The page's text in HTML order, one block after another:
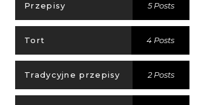
Przepisy 5 Posts
Tort 4 Posts
Tradycyjne przepisy 2 Posts